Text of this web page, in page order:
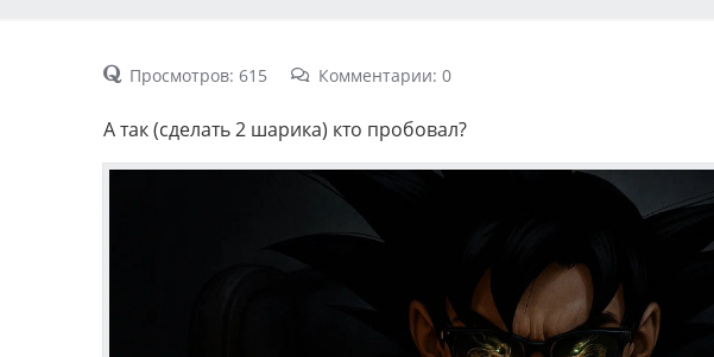
Просмотров: 615 Комментарии: 0
А так (сделать 2 шарика) кто пробовал?